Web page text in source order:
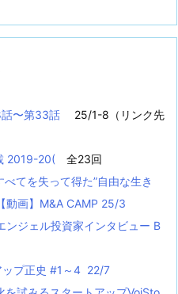
〜第33話
25/1-8（リンク先
2019-20(
全23回
てを失って得た”自由な生き
動画】M&A CAMP 25/3
ンジェル投資家インタビュー B
ップ正史 #1～4 22/7